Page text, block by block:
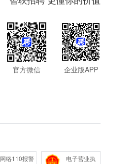
官方微信 企业版APP
网络110报警
电子营业执